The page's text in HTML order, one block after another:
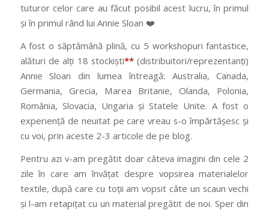
tuturor celor care au făcut posibil acest lucru, în primul
și în primul rând lui Annie Sloan ❤️
A fost o săptămână plină, cu 5 workshopuri fantastice,
alături de alți 18 stockiști** (distribuitori/reprezentanți)
Annie Sloan din lumea întreagă: Australia, Canada,
Germania, Grecia, Marea Britanie, Olanda, Polonia,
România, Slovacia, Ungaria și Statele Unite. A fost o
experiență de neuitat pe care vreau s-o împărtășesc și
cu voi, prin aceste 2-3 articole de pe blog.
Pentru azi v-am pregătit doar câteva imagini din cele 2
zile în care am învățat despre vopsirea materialelor
textile, după care cu toții am vopsit câte un scaun vechi
și l-am retapițat cu un material pregătit de noi. Sper din